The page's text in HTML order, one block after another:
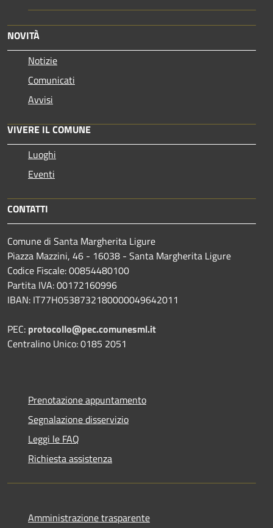
NOVITÀ
Notizie
Comunicati
Avvisi
VIVERE IL COMUNE
Luoghi
Eventi
CONTATTI
Comune di Santa Margherita Ligure
Piazza Mazzini, 46 - 16038 - Santa Margherita Ligure
Codice Fiscale: 00854480100
Partita IVA: 00172160996
IBAN: IT77H0538732180000049642011
PEC: protocollo@pec.comunesml.it
Centralino Unico: 0185 2051
Prenotazione appuntamento
Segnalazione disservizio
Leggi le FAQ
Richiesta assistenza
Amministrazione trasparente